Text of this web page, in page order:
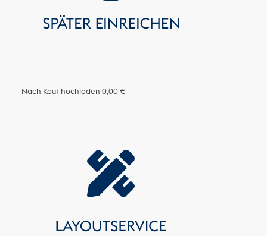
Nach Kauf hochladen 0,00 €